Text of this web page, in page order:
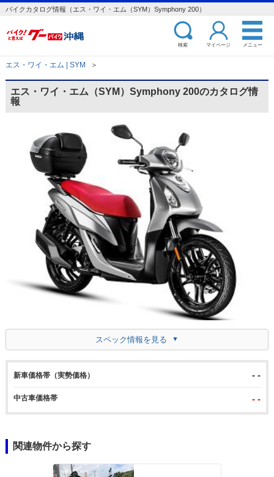
バイクカタログ情報（エス・ワイ・エム（SYM）Symphony 200）
検索 マイページ メニュー
エス・ワイ・エム | SYM ＞
エス・ワイ・エム（SYM）Symphony 200のカタログ情
報
スペック情報を見る
新車価格帯（実勢価格） - -
中古車価格帯 - -
関連物件から探す